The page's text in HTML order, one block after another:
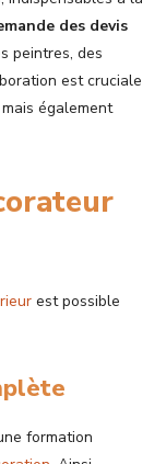
des devis
peintres, des
est cruciale
également
est possible
formation